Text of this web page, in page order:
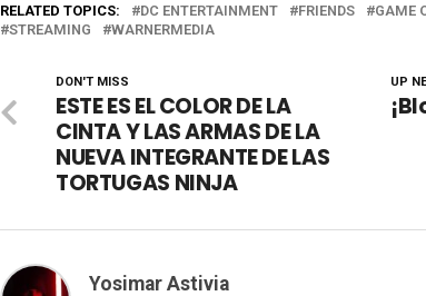
RELATED TOPICS: DC ENTERTAINMENT FRIENDS GAME
STREAMING
WARNERMEDIA
UP
DON'T MISS
ESTE ES EL COLOR DE LA
CINTA Y LAS ARMAS DE LA
NUEVA INTEGRANTE DE LAS
TORTUGAS NINJA
Yosimar Astivia